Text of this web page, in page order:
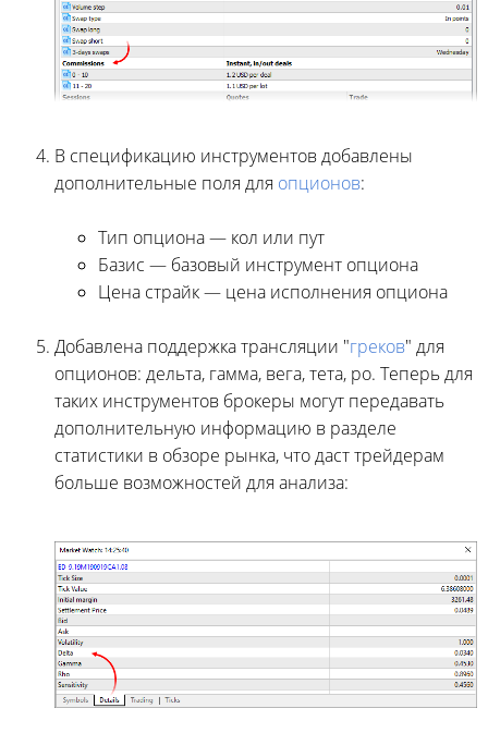
В спецификацию инструментов добавлены
дополнительные поля для опционов:
Тип опциона — кол или пут
Базис — базовый инструмент опциона
Цена страйк — цена исполнения опциона
Добавлена поддержка трансляции "греков" для
опционов: дельта, гамма, вега, тета, ро. Теперь для
таких инструментов брокеры могут передавать
дополнительную информацию в разделе
статистики в обзоре рынка, что даст трейдерам
больше возможностей для анализа: